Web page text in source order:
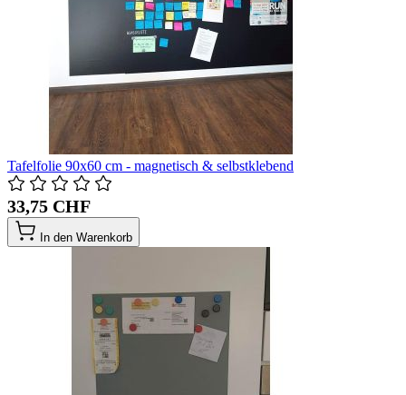
Tafelfolie 90x60 cm - magnetisch & selbstklebend
33,75 CHF
In den Warenkorb